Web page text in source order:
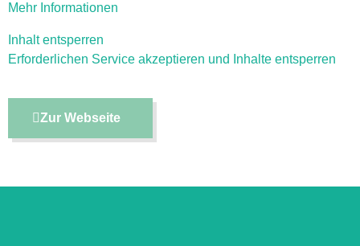
Mehr Informationen
Inhalt entsperren
Erforderlichen Service akzeptieren und Inhalte entsperren
Zur Webseite